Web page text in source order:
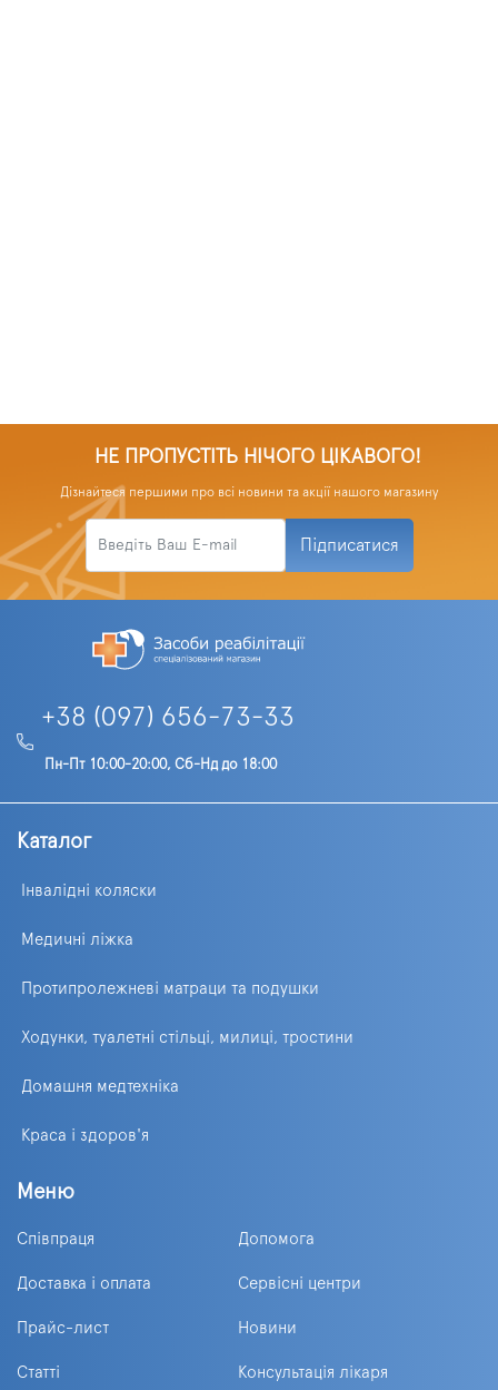
НЕ ПРОПУСТІТЬ НІЧОГО ЦІКАВОГО!
Дізнайтеся першими про всі новини та акції нашого магазину
Підписатися
+38 (097) 656-73-33
Пн-Пт 10:00-20:00, Сб-Нд до 18:00
Каталог
Інвалідні коляски
Медичні ліжка
Протипролежневі матраци та подушки
Ходунки, туалетні стільці, милиці, тростини
Домашня медтехніка
Краса і здоров'я
Меню
Співпраця Допомога
Доставка і оплата Сервісні центри
Прайс-лист Новини
Статті Консультація лікаря